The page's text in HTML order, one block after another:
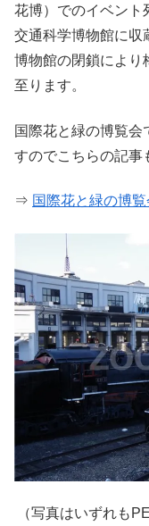
花博）でのイベント
交通科学博物館に収
博物館の閉鎖により
至ります。
国際花と緑の博覧会
すのでこちらの記事
⇒ 国際花と緑の博
（写真はいずれも